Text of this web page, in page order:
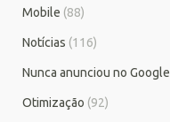
Mobile (88)
Notícias (116)
Nunca anunciou no Google
Otimização (92)